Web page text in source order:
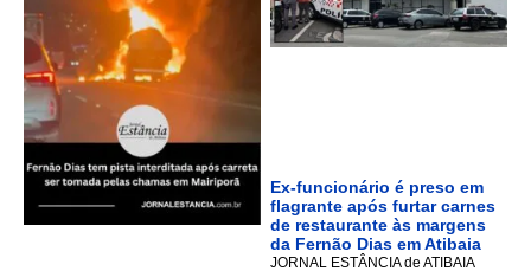
Ex-funcionário é preso em
flagrante após furtar carnes
de restaurante às margens
da Fernão Dias em Atibaia
JORNAL ESTÂNCIA de ATIBAIA